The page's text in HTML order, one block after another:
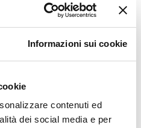
Informazioni sui cookie
contenuti ed
dei social media e per
|